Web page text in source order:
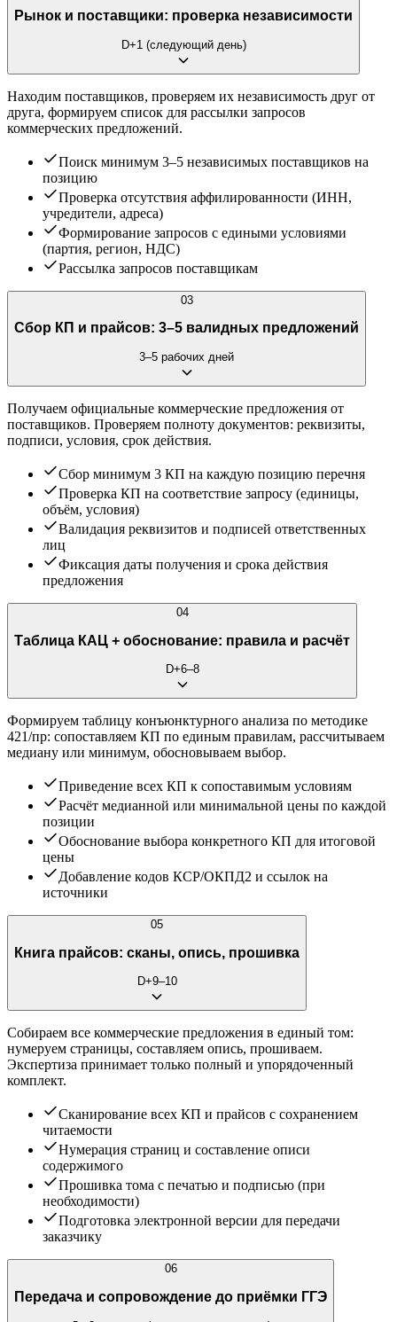
Рынок и поставщики: проверка независимости
D+1 (следующий день)
Находим поставщиков, проверяем их независимость друг от
друга, формируем список для рассылки запросов
коммерческих предложений.
Поиск минимум 3–5 независимых поставщиков на
позицию
Проверка отсутствия аффилированности (ИНН,
учредители, адреса)
Формирование запросов с едиными условиями
(партия, регион, НДС)
Рассылка запросов поставщикам
03
Сбор КП и прайсов: 3–5 валидных предложений
3–5 рабочих дней
Получаем официальные коммерческие предложения от
поставщиков. Проверяем полноту документов: реквизиты,
подписи, условия, срок действия.
Сбор минимум 3 КП на каждую позицию перечня
Проверка КП на соответствие запросу (единицы,
объём, условия)
Валидация реквизитов и подписей ответственных
лиц
Фиксация даты получения и срока действия
предложения
04
Таблица КАЦ + обоснование: правила и расчёт
D+6–8
Формируем таблицу конъюнктурного анализа по методике
421/пр: сопоставляем КП по единым правилам, рассчитываем
медиану или минимум, обосновываем выбор.
Приведение всех КП к сопоставимым условиям
Расчёт медианной или минимальной цены по каждой
позиции
Обоснование выбора конкретного КП для итоговой
цены
Добавление кодов КСР/ОКПД2 и ссылок на
источники
05
Книга прайсов: сканы, опись, прошивка
D+9–10
Собираем все коммерческие предложения в единый том:
нумеруем страницы, составляем опись, прошиваем.
Экспертиза принимает только полный и упорядоченный
комплект.
Сканирование всех КП и прайсов с сохранением
читаемости
Нумерация страниц и составление описи
содержимого
Прошивка тома с печатью и подписью (при
необходимости)
Подготовка электронной версии для передачи
заказчику
06
Передача и сопровождение до приёмки ГГЭ